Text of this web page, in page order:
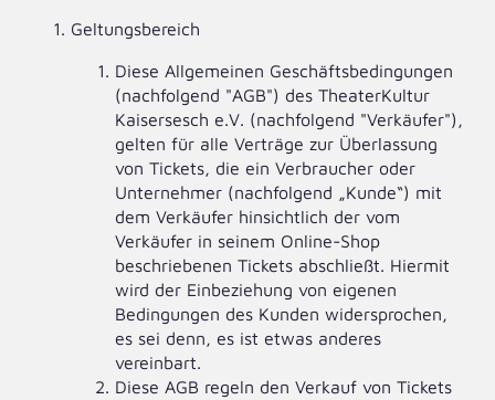
Mitglieder
Mitglied werden
Geltungsbereich
Diese Allgemeinen Geschäftsbedingungen
(nachfolgend "AGB") des TheaterKultur
Kaisersesch e.V. (nachfolgend "Verkäufer"),
gelten für alle Verträge zur Überlassung
von Tickets, die ein Verbraucher oder
Unternehmer (nachfolgend „Kunde“) mit
dem Verkäufer hinsichtlich der vom
Verkäufer in seinem Online-Shop
beschriebenen Tickets abschließt. Hiermit
wird der Einbeziehung von eigenen
Bedingungen des Kunden widersprochen,
es sei denn, es ist etwas anderes
vereinbart.
Diese AGB regeln den Verkauf von Tickets